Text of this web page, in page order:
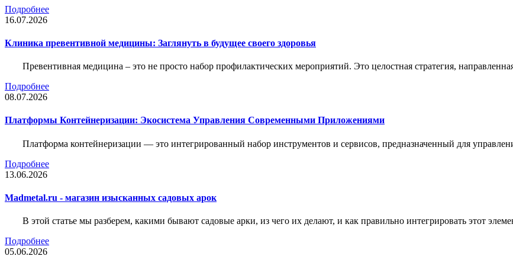
Подробнее
16.07.2026
Клиника превентивной медицины: Заглянуть в будущее своего здоровья
Превентивная медицина – это не просто набор профилактических мероприятий. Это целостная стратегия,
Подробнее
08.07.2026
Платформы Контейнеризации: Экосистема Управления Современными Приложениями
Платформа контейнеризации — это интегрированный набор инструментов и сервисов, предназначенный для
Подробнее
13.06.2026
Madmetal.ru - магазин изысканных садовых арок
В этой статье мы разберем, какими бывают садовые арки, из чего их делают, и как правильно интегрировать этот
Подробнее
05.06.2026